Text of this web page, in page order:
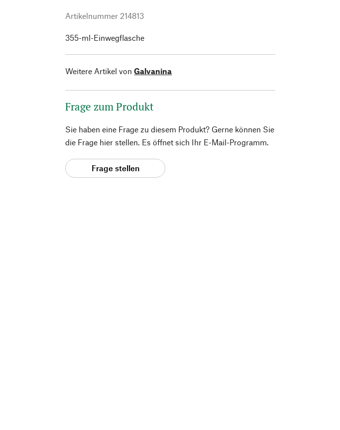
Artikelnummer 214813
355-ml-Einwegflasche
Weitere Artikel von Galvanina
Frage zum Produkt
Sie haben eine Frage zu diesem Produkt? Gerne können Sie
die Frage hier stellen. Es öffnet sich Ihr E-Mail-Programm.
Frage stellen